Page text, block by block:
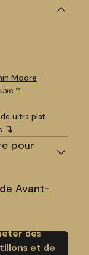
Moore•
MD
ultra plat
pour
Avant-
des
et de